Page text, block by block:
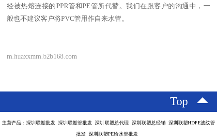
经被热熔连接的PPR管和PE管所代替。我们在跟客户的沟通中，一
般也不建议客户将PVC管用作自来水管。
m.huaxxmm.b2b168.com
Top
主营产品：深圳联塑批发 深圳联塑管批发 深圳联塑总代理 深圳联塑总经销 深圳联塑HDPE波纹管
批发 深圳联塑PE给水管批发